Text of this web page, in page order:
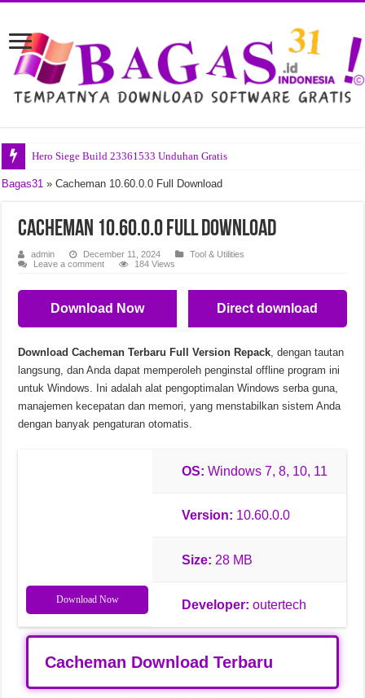
Hero Siege Build 23361533 Unduhan Gratis
Startallback v3.9.24.5378 Unduhan Gratis
Bandizip Professional v7.45 Unduhan Gratis
Office Tool Plus v11.5.7.0 Unduhan Gratis
Blumentals Webuilder v18.8.0.278 Unduhan Gratis
Pompeii The Legacy Build 24291604 Unduhan Gratis
Soda PDF Desktop Pro v15.0.12.24792 Unduhan Gratis
Bagas31 »Cacheman 10.60.0.0 Full Download
Cacheman 10.60.0.0 Full Download
admin December 11, 2024
Tool & Utilities
Leave a comment
184 Views
Download Now Direct download
Download Cacheman Terbaru Full Version Repack, dengan tautan
langsung, dan Anda dapat memperoleh penginstal offline program ini
untuk Windows. Ini adalah alat pengoptimalan Windows serba guna,
manajemen kecepatan dan memori, yang menstabilkan sistem Anda
dengan banyak pengaturan otomatis.
Download Now
OS: Windows 7, 8, 10, 11
Version: 10.60.0.0
Size: 28 MB
Developer: outertech
Cacheman Download Terbaru